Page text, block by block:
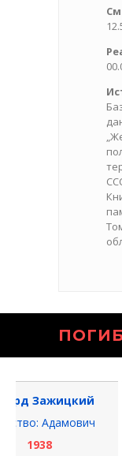
Зажицкий
Адамович
1938